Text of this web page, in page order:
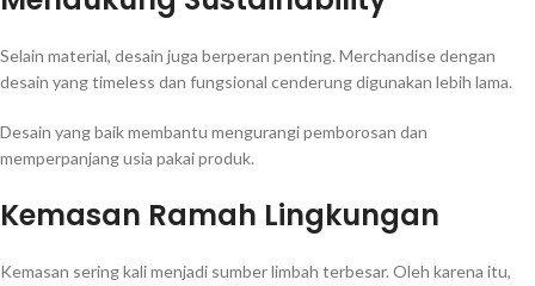
Selain material, desain juga berperan penting. Merchandise dengan
desain yang timeless dan fungsional cenderung digunakan lebih lama.
Desain yang baik membantu mengurangi pemborosan dan
memperpanjang usia pakai produk.
Kemasan Ramah Lingkungan
Kemasan sering kali menjadi sumber limbah terbesar. Oleh karena itu,